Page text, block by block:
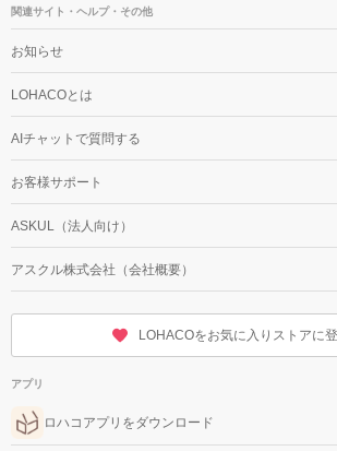
関連サイト・ヘルプ・その他
お知らせ
LOHACOとは
AIチャットで質問する
お客様サポート
ASKUL（法人向け）
アスクル株式会社（会社概要）
LOHACOをお気に入りストアに
アプリ
ロハコアプリをダウンロード